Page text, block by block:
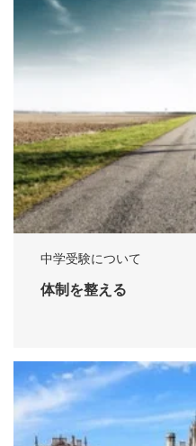
中学受験について
体制を整える